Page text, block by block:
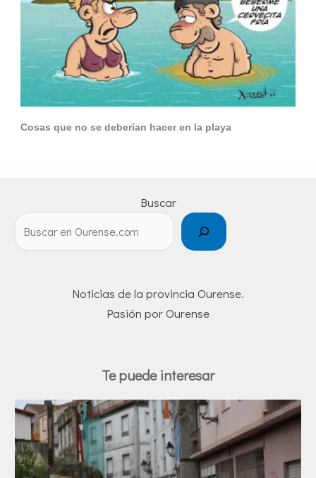
Cosas que no se deberían hacer en la playa
Buscar
Noticias de la provincia Ourense.
Pasión por Ourense
Te puede interesar